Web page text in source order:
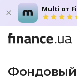
Multi от